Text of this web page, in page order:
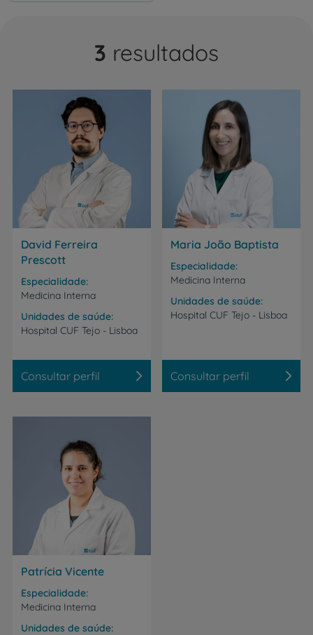
3 resultados
David Ferreira
Prescott
Especialidade
Medicina Interna
Unidades de saúde
Hospital CUF Tejo - Lisboa
Consultar perfil
Maria João Baptista
Especialidade
Medicina Interna
Unidades de saúde
Hospital CUF Tejo - Lisboa
Consultar perfil
Patrícia Vicente
Especialidade
Medicina Interna
Unidades de saúde